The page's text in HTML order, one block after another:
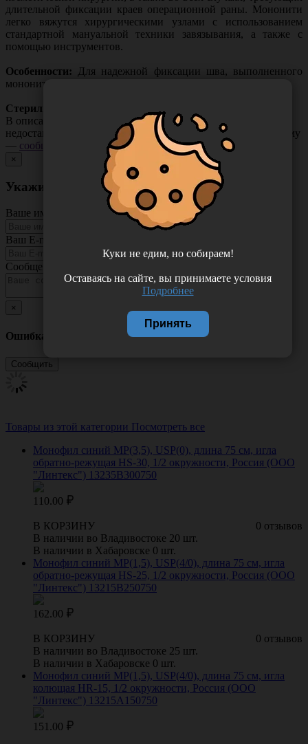
длительной фиксации краев операционной раны. Мононити
легко вяжутся хирургическими узлами с использованием
стандартной мануальной техники завязывания, а также с
помощью инструментов.
Особенности: Для надежной фиксации шва, выполненного
мононитью, необходимо наложение дополнительных узлов.
Стерилизация:
В описании товара могут иметь место неточности или
недостающая информация. Если вы заметили такую проблему
— сообщите нам
×
Укажите неточность в описании товара
Ваше имя
Ваш E-mail
Сообщение
×
Ошибка
Товары из этой категории Посмотреть все
Монофил синий МР(3,5), USP(0), длина 75 см, игла
обратно-режущая HS-30, 1/2 окружности, Россия (ООО
"Линтекс") 13235B300750
110.00
0 отзывов
В КОРЗИНУ
В наличии во Владивостоке 20 шт.
В наличии в Хабаровске 0 шт.
Монофил синий МР(1,5), USP(4/0), длина 75 см, игла
обратно-режущая HS-25, 1/2 окружности, Россия (ООО
"Линтекс") 13215B250750
162.00
0 отзывов
В КОРЗИНУ
В наличии во Владивостоке 25 шт.
В наличии в Хабаровске 0 шт.
Монофил синий МР(1,5), USP(4/0), длина 75 см, игла
колющая HR-15, 1/2 окружности, Россия (ООО
"Линтекс") 13215A150750
151.00
Куки не едим, но собираем!
Оставаясь на сайте, вы принимаете условия
Подробнее
Принять